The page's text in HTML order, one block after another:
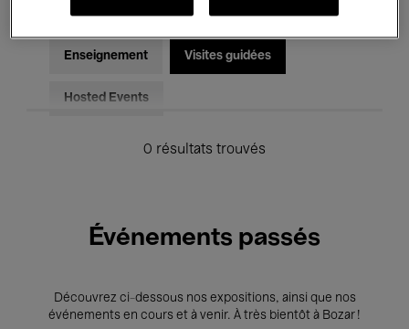
Pour tous Kids’ Palace
Enseignement Visites guidées
Hosted Events
0 résultats trouvés
Événements passés
Découvrez ci-dessous nos expositions, ainsi que nos
événements en cours et à venir. À très bientôt à Bozar !